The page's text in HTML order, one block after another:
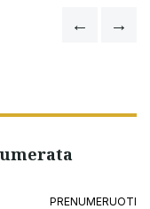
PRENUMERUOTI